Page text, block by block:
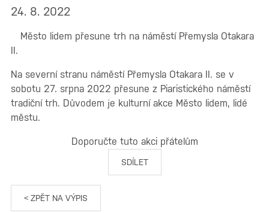
24. 8. 2022
Město lidem přesune trh na náměstí Přemysla Otakara
II.
Na severní stranu náměstí Přemysla Otakara II. se v
sobotu 27. srpna 2022 přesune z Piaristického náměstí
tradiční trh. Důvodem je kulturní akce Město lidem, lidé
městu.
Doporučte tuto akci přátelům
SDÍLET
< ZPĚT NA VÝPIS